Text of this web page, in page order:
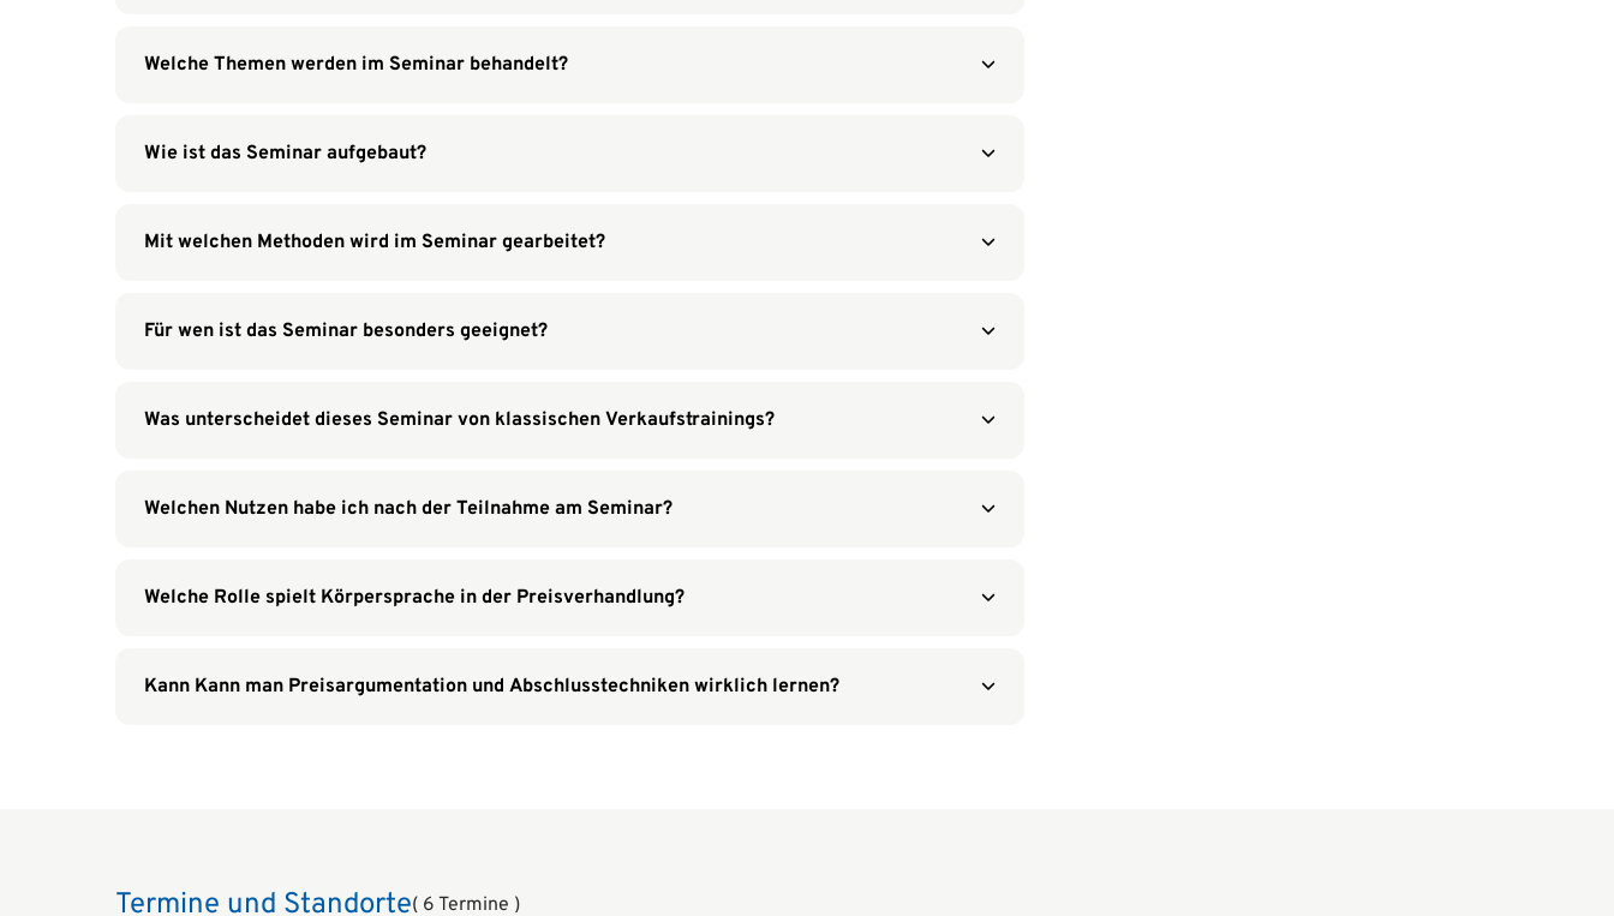
Welche Themen werden im Seminar behandelt?
Wie ist das Seminar aufgebaut?
Mit welchen Methoden wird im Seminar gearbeitet?
Für wen ist das Seminar besonders geeignet?
Was unterscheidet dieses Seminar von klassischen Verkaufstrainings?
Welchen Nutzen habe ich nach der Teilnahme am Seminar?
Welche Rolle spielt Körpersprache in der Preisverhandlung?
Kann Kann man Preisargumentation und Abschlusstechniken wirklich lernen?
Termine und Standorte( 6 Termine )